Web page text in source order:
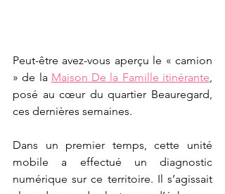
Peut-être avez-vous aperçu le « camion
» de la Maison De la Famille itinérante,
posé au cœur du quartier Beauregard,
ces dernières semaines.
Dans un premier temps, cette unité
mobile a effectué un diagnostic
numérique sur ce territoire. Il s’agissait